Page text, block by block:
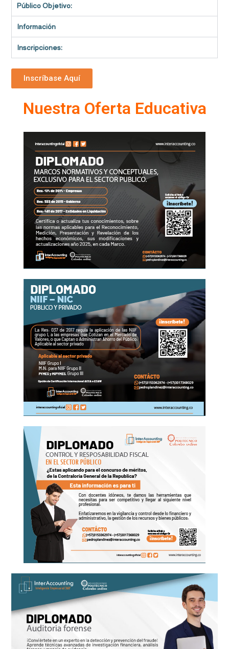
Público Objetivo:
Información
Inscripciones:
Inscríbase Aquí
Nuestra Oferta Educativa